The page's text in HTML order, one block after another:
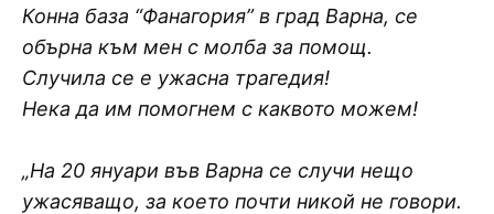
Конна база “Фанагория” в град Варна, се
обърна към мен с молба за помощ.
Случила се е ужасна трагедия!
Нека да им помогнем с каквото можем!
„На 20 януари във Варна се случи нещо
ужасяващо, за което почти никой не говори.